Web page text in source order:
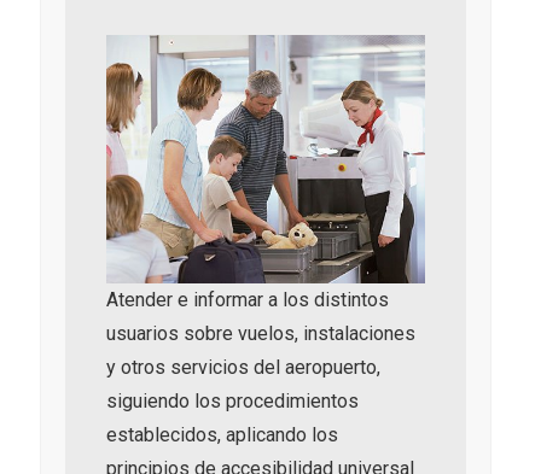
Atender e informar a los distintos
usuarios sobre vuelos, instalaciones
y otros servicios del aeropuerto,
siguiendo los procedimientos
establecidos, aplicando los
principios de accesibilidad universal